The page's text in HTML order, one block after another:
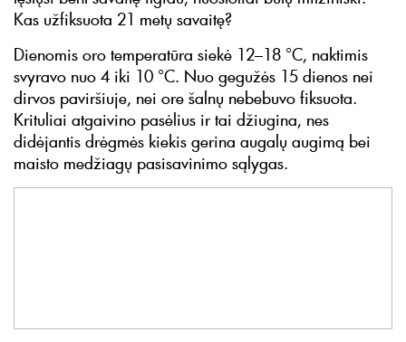
Kas užfiksuota 21 metų savaitę?
Dienomis oro temperatūra siekė 12–18 °C, naktimis
svyravo nuo 4 iki 10 °C. Nuo gegužės 15 dienos nei
dirvos paviršiuje, nei ore šalnų nebebuvo fiksuota.
Krituliai atgaivino pasėlius ir tai džiugina, nes
didėjantis drėgmės kiekis gerina augalų augimą bei
maisto medžiagų pasisavinimo sąlygas.